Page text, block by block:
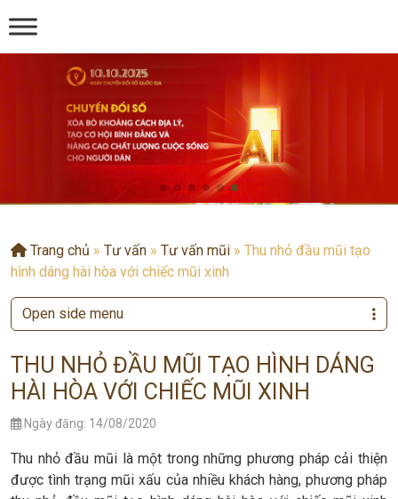
Trang chủ » Tư vấn » Tư vấn mũi » Thu nhỏ đầu mũi tạo
hình dáng hài hòa với chiếc mũi xinh
THU NHỎ ĐẦU MŨI TẠO HÌNH DÁNG
HÀI HÒA VỚI CHIẾC MŨI XINH
Ngày đăng: 14/08/2020
Thu nhỏ đầu mũi là một trong những phương pháp cải thiện
được tình trạng mũi xấu của nhiều khách hàng, phương pháp
Open side menu